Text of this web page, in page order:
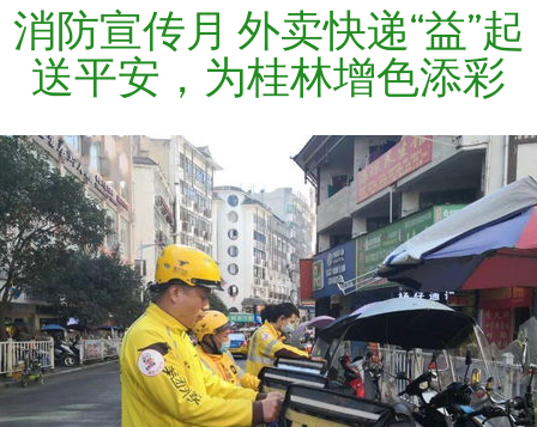
消防宣传月 外卖快递“益”起
送平安，为桂林增色添彩